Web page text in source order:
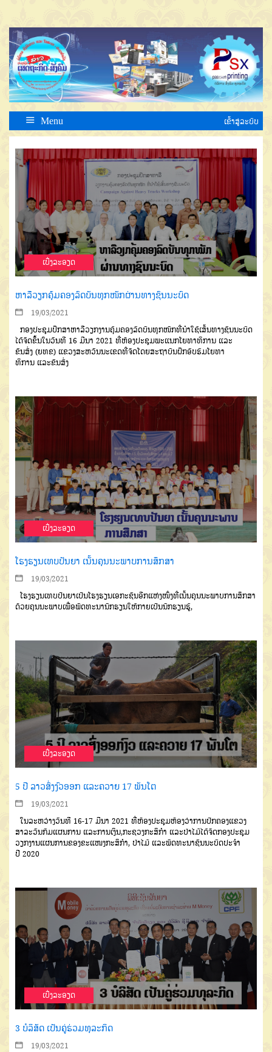
Menu ເຂົ້າສູ່ລະບົບ
ເບີ່ງລະອຽດ
ຫາລືວຽກຄຸ້ມຄອງລົດບັນທຸກໜັກຜ່ານທາງຊົນນະບົດ
19/03/2021
ກອງປະຊຸມປຶກສາຫາລືວຽກງານຄຸ້ມຄອງລົດບັນທຸກໜັກທີ່ນຳໃຊ້ເສັ້ນທາງຊົນນະບົດ
ໄດ້ຈັດຂຶ້ນໃນວັນທີ 16 ມີນາ 2021 ທີ່ຫ້ອງປະຊຸມພະແນກໂຍທາທິການ ແລະ
ຂົນສົ່ງ (ຍທຂ) ແຂວງສະຫວັນນະເຂດທີ່ຈັດໂດຍສະຖາບັນຝຶກອົບຮົມໂຍທາ
ທິການ ແລະຂົນສົ່ງ
ເບີ່ງລະອຽດ
ໂຮງຮຽນເທບປັນຍາ ເນັ້ນຄຸນນະພາບການສຶກສາ
19/03/2021
ໂຮງຮຽນເທບປັນຍາເປັນໂຮງຮຽນເອກະຊົນອີກແຫ່ງໜຶ່ງທີ່ເນັ້ນຄຸນນະພາບການສຶກສາ
ດ້ວຍຄຸນນະພາບເພື່ອພັດທະນານັກຮຽນໃຫ້ກາຍເປັນນັກຮຽນຮູ້,
ເບີ່ງລະອຽດ
5 ປີ ລາວສົ່ງງົວອອກ ແລະຄວາຍ 17 ພັນໂຕ
19/03/2021
ໃນລະຫວ່າງວັນທີ 16-17 ມີນາ 2021 ທີ່ຫ້ອງປະຊຸມຫ້ອງວ່າການປົກຄອງແຂວງ
ສາລະວັນກົມແຜນການ ແລະການເງິນ,ກະຊວງກະສິກໍາ ແລະປ່າໄມ້ໄດ້ຈັດກອງປະຊຸມ
ວຽກງານແຜນການຂອງຂະແໜງກະສິກຳ, ປ່າໄມ້ ແລະພັດທະນາຊົນນະບົດປະຈໍາ
ປີ 2020
ເບີ່ງລະອຽດ
3 ບໍລິສັດ ເປັນຄູ່ຮ່ວມທຸລະກິດ
19/03/2021